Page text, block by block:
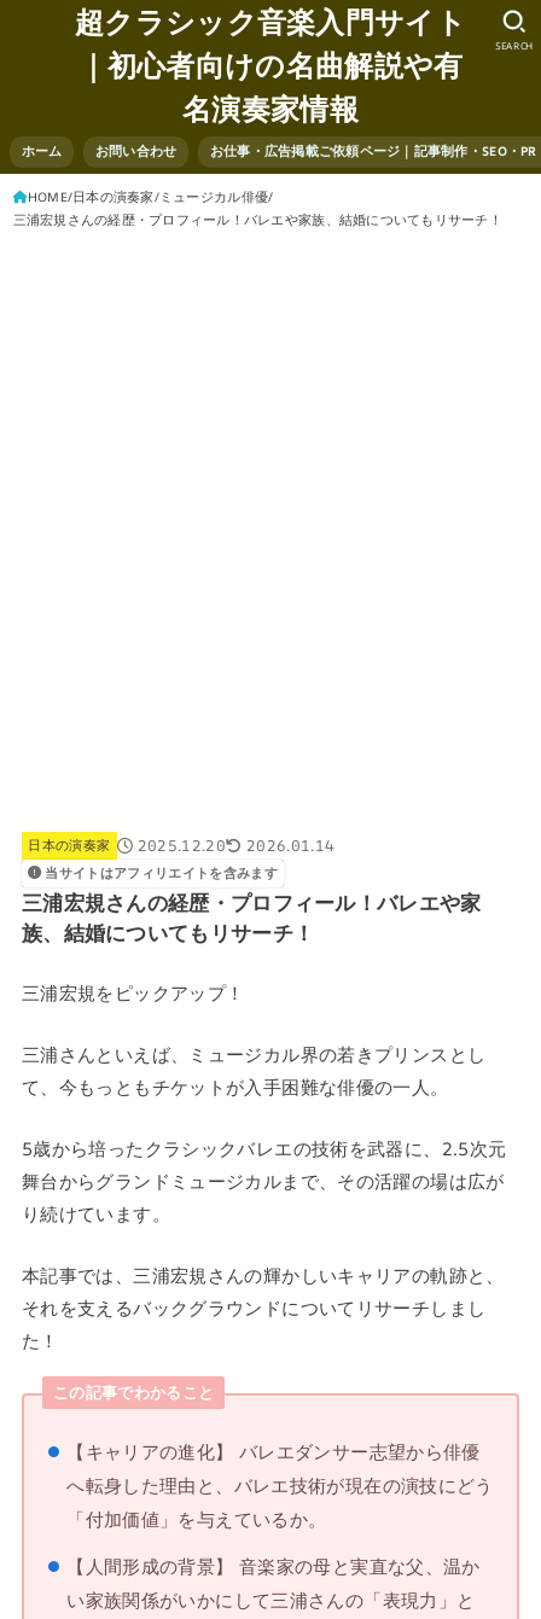
超クラシック音楽入門サイト
｜初心者向けの名曲解説や有
名演奏家情報
ホーム お問い合わせ お仕事・広告掲載ご依頼ページ｜記事制作・SEO・
SEARCH
HOME 日本の演奏家 ミュージカル俳優
三浦宏規さんの経歴・プロフィール！バレエや家族、結婚についてもリサーチ！
日本の演奏家 2025.12.20 2026.01.14
当サイトはアフィリエイトを含みます
三浦宏規さんの経歴・プロフィール！バレエや家
族、結婚についてもリサーチ！
三浦宏規をピックアップ！
三浦さんといえば、ミュージカル界の若きプリンスとし
て、今もっともチケットが入手困難な俳優の一人。
5歳から培ったクラシックバレエの技術を武器に、2.5次元
舞台からグランドミュージカルまで、その活躍の場は広が
り続けています。
本記事では、三浦宏規さんの輝かしいキャリアの軌跡と、
それを支えるバックグラウンドについてリサーチしまし
た！
この記事でわかること
【キャリアの進化】 バレエダンサー志望から俳優
へ転身した理由と、バレエ技術が現在の演技にどう
「付加価値」を与えているか。
【人間形成の背景】 音楽家の母と実直な父、温か
い家族関係がいかにして三浦さんの「表現力」と